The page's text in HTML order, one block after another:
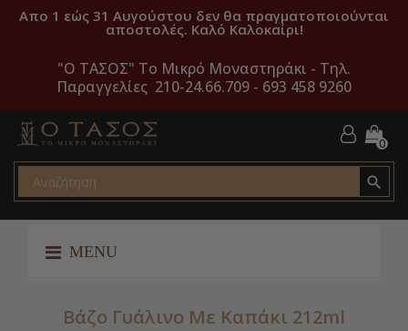
Απο 1 εώς 31 Αυγούστου δεν θα πραγματοποιούνται
αποστολές. Καλό Καλοκαίρι!
"O ΤΑΣΟΣ" Το Μικρό Μοναστηράκι - Τηλ.
Παραγγελίες 210-24.66.709 - 693 458 9260
0

MENU
Βάζο Γυάλινο Με Καπάκι 212ml